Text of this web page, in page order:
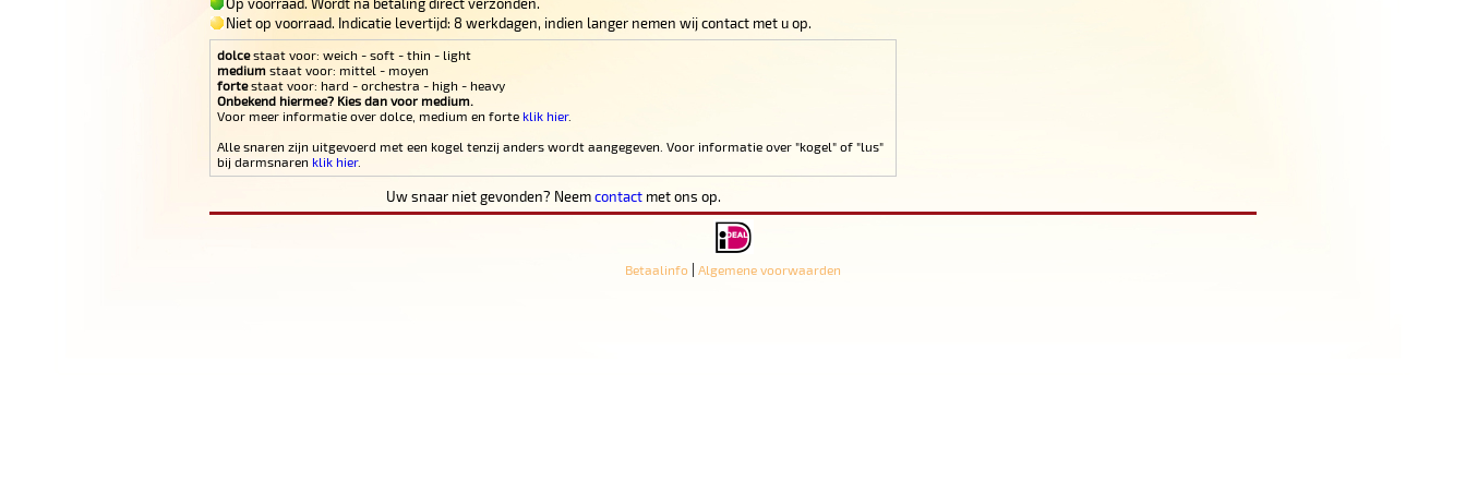
Niet op voorraad. Indicatie levertijd: 8 werkdagen, indien langer nemen wij contact met u op.
dolcestaat voor: weich - soft - thin - light
medium staat voor: mittel - moyen
fortestaat voor: hard - orchestra - high - heavy
Onbekend hiermee? Kies dan voor medium.
Voor meer informatie over dolce, medium en forte klik hier.
Alle snaren zijn uitgevoerd met een kogel tenzij anders wordt aangegeven. Voor informatie over "kogel" of "lus"
bij darmsnaren klik hier.
Uw snaar niet gevonden? Neemcontactmet ons op.
Betaalinfo Algemene voorwaarden